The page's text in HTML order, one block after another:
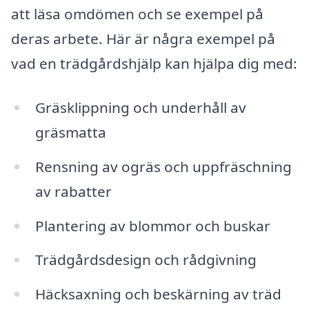
att läsa omdömen och se exempel på
deras arbete. Här är några exempel på
vad en trädgårdshjälp kan hjälpa dig med:
Gräsklippning och underhåll av
gräsmatta
Rensning av ogräs och uppfräschning
av rabatter
Plantering av blommor och buskar
Trädgårdsdesign och rådgivning
Häcksaxning och beskärning av träd